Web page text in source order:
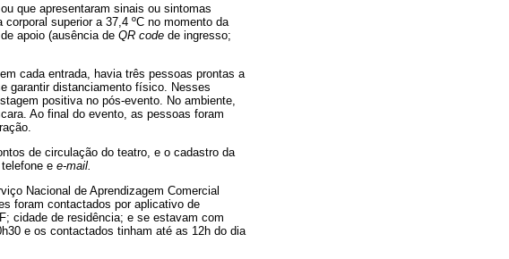
que apresentaram sinais ou sintomas
superior a 37,4 ºC no momento da
apoio (ausência de QR code de ingresso;
cada entrada, havia três pessoas prontas a
garantir distanciamento físico. Nesses
positiva no pós-evento. No ambiente,
Ao final do evento, as pessoas foram
de circulação do teatro, e o cadastro da
e e-mail.
Nacional de Aprendizagem Comercial
foram contactados por aplicativo de
cidade de residência; e se estavam com
e os contactados tinham até as 12h do dia